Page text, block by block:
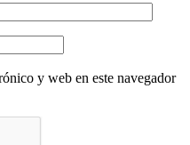
y web en este navegador